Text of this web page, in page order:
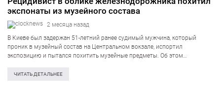
экспонаты из музейного состава
2 месяца назад
В Киеве был задержан 51-летний ранее судимый мужчина, который
проник в музейный состав на Центральном вокзале, испортил
экспозицию и пытался похитить музейные предметы. Об этом
Происшествие случилось недавно в музейном вагоне «Укрзализныци»,
ЧИТАТЬ ДЕТАЛЬНЕЕ